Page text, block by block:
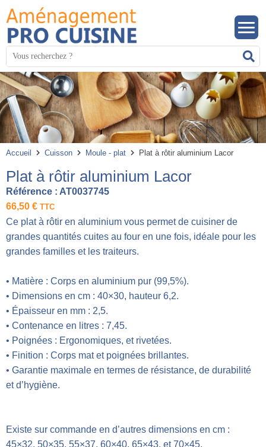
Mots
clés
:
Accueil Cuisson Moule - plat Plat à rôtir aluminium Lacor
Plat à rôtir aluminium Lacor
Référence : AT0037745
66,50 € TTC
Ce plat à rôtir en aluminium vous permet de cuisiner de
grandes quantités cuites au four en une fois, idéale pour les
grandes familles et les traiteurs.
• Matière : Corps en aluminium pur (99,5%).
• Dimensions en cm : 40×30, hauteur 6,2.
• Épaisseur en mm : 2,5.
• Contenance en litres : 7,45.
• Poignées : Ergonomiques, et rivetées.
• Finition : Corps mat et poignées brillantes.
• Garantie maximale en termes de résistance, de durabilité
et d’hygiène.
Existe sur commande en d’autres dimensions en cm :
45×32, 50×35, 55×37, 60×40, 65×43, et 70×45.
Panneau de gestion des cookies